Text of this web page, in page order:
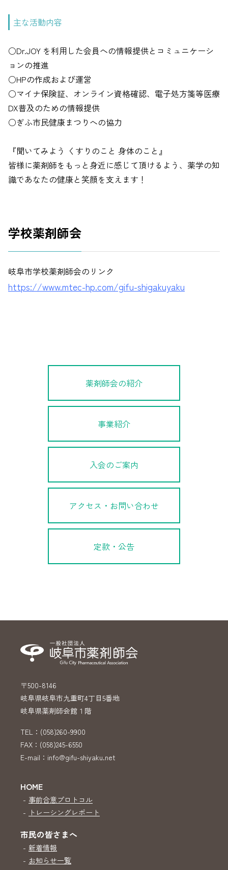
主な活動内容
○Dr.JOY を利用した会員への情報提供とコミュニケーシ
ョンの推進
○HPの作成および運営
○マイナ保険証、オンライン資格確認、電子処方箋等医療
DX普及のための情報提供
○ぎふ市民健康まつりへの協力
『聞いてみよう くすりのこと 身体のこと』
皆様に薬剤師をもっと身近に感じて頂けるよう、薬学の知
識であなたの健康と笑顔を支えます！
学校薬剤師会
岐阜市学校薬剤師会のリンク
https://www.mtec-hp.com/gifu-shigakuyaku
薬剤師会の紹介
事業紹介
入会のご案内
アクセス・お問い合わせ
定款・公告
〒500-8146
岐阜県岐阜市九重町4丁目5番地
岐阜県薬剤師会館１階
TEL：(058)260-9900
FAX：(058)245-6550
E-mail：info@gifu-shiyaku.net
HOME
- 事前合意プロトコル
- トレーシングレポート
市民の皆さまへ
- 新着情報
- お知らせ一覧